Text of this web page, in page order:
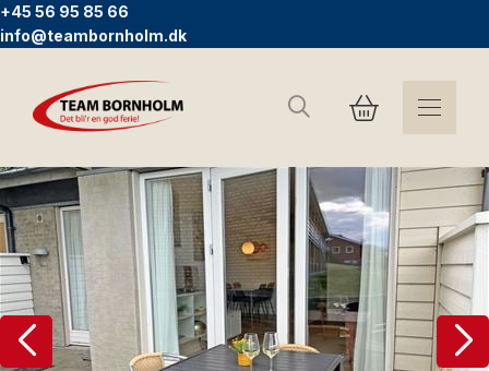
+45 56 95 85 66
info@teambornholm.dk
Suchen